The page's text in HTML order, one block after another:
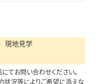
現地見学
てお問い合わせください。
状況等によりご希望に添えな